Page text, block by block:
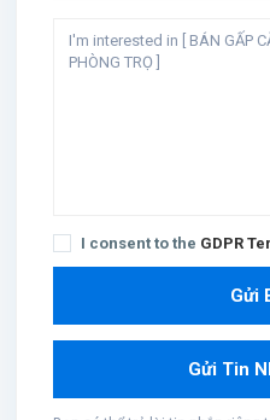
I consent to the GDPR